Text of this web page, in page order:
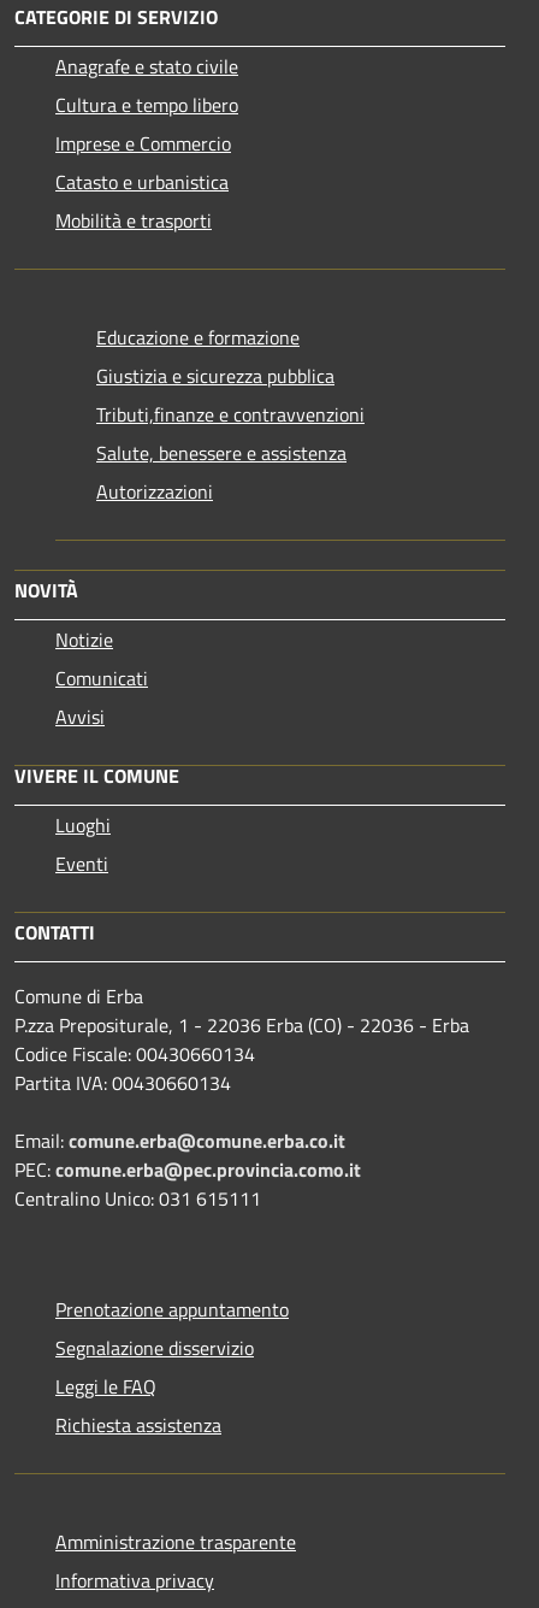
CATEGORIE DI SERVIZIO
Anagrafe e stato civile
Cultura e tempo libero
Imprese e Commercio
Catasto e urbanistica
Mobilità e trasporti
Educazione e formazione
Giustizia e sicurezza pubblica
Tributi,finanze e contravvenzioni
Salute, benessere e assistenza
Autorizzazioni
NOVITÀ
Notizie
Comunicati
Avvisi
VIVERE IL COMUNE
Luoghi
Eventi
CONTATTI
Comune di Erba
P.zza Prepositurale, 1 - 22036 Erba (CO) - 22036 - Erba
Codice Fiscale: 00430660134
Partita IVA: 00430660134
Email:comune.erba@comune.erba.co.it
PEC:comune.erba@pec.provincia.como.it
Centralino Unico: 031 615111
Prenotazione appuntamento
Segnalazione disservizio
Leggi le FAQ
Richiesta assistenza
Amministrazione trasparente
Informativa privacy